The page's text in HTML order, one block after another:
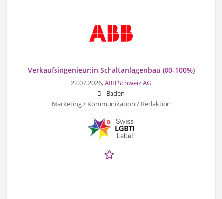
Verkaufsingenieur:in Schaltanlagenbau (80-100%)
22.07.2026,ABB Schweiz AG
Baden
Marketing / Kommunikation / Redaktion